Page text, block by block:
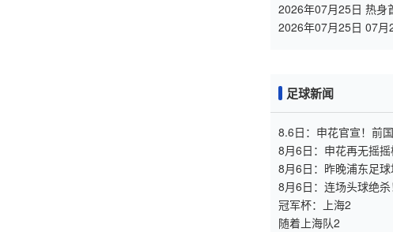
特1-2遭杜塞尔多夫逆
2026年07月25日 热身
博格 齐尔克泽传射莱西
2026年07月25日 07
足球新闻
8.6日：申花官宣！前
长，新帅四大候选浮
8月6日：申花再无摇摇
援摧花前国脚，这套阵
8月6日：昨晚浦东足
手主帅竟称国足未来是
8月6日：连场头球绝
U17国足1
冠军杯：上海2
随着上海队2